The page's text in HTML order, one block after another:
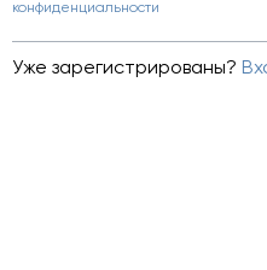
конфиденциальности
Уже зарегистрированы?